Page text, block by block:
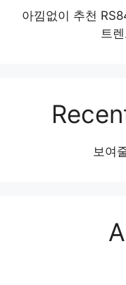
아낌없이 추천
트
보여